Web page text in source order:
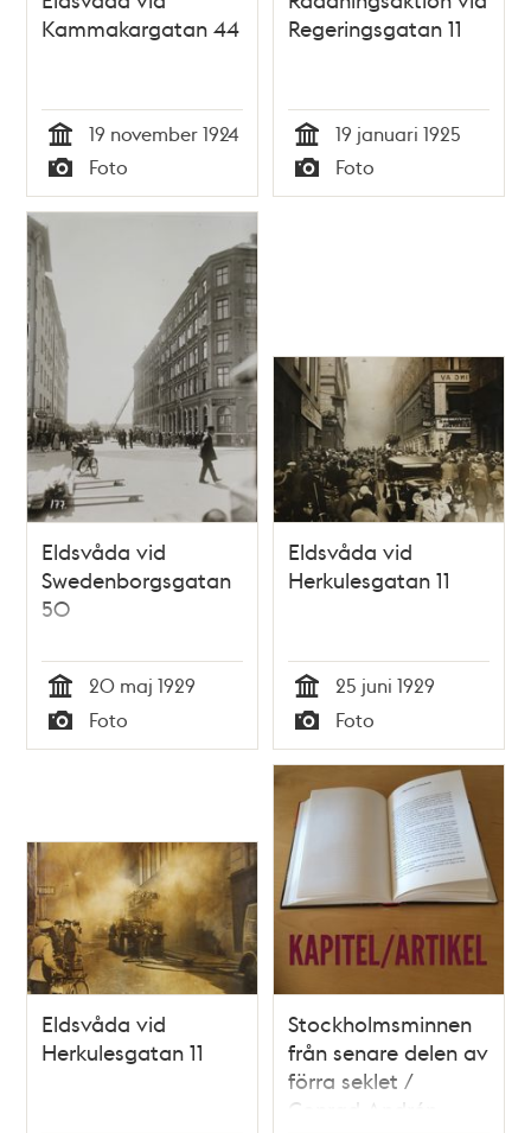
Kammakargatan 44
Tid
19 november 1924
Typ
Foto
Regeringsgatan 11
Tid
19 januari 1925
Typ
Foto
Eldsvåda vid
Swedenborgsgatan
50
Tid
20 maj 1929
Typ
Foto
Eldsvåda vid
Herkulesgatan 11
Tid
25 juni 1929
Typ
Foto
Eldsvåda vid
Herkulesgatan 11
Stockholmsminnen
från senare delen av
förra seklet /
Conrad Andrén